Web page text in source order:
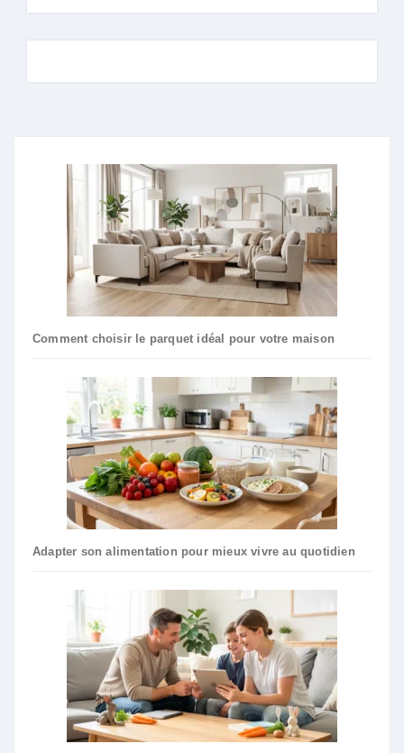
Comment choisir le parquet idéal pour votre maison
Adapter son alimentation pour mieux vivre au quotidien